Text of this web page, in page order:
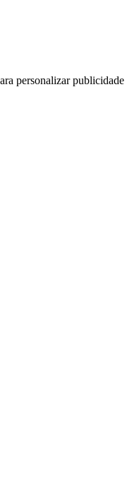
personalizar